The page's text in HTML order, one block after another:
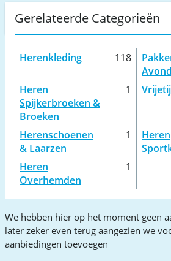
Gerelateerde Categorieën
Herenkleding 118
Heren
Spijkerbroeken &
Broeken
1
Herenschoenen
& Laarzen
1
Heren
Heren
Overhemden
1
We hebben hier op het moment geen
later zeker even terug aangezien we
aanbiedingen toevoegen